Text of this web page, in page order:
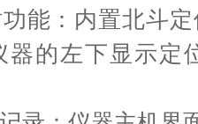
能：内置北斗
器的左下显示定